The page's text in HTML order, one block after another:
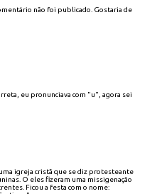
não foi publicado. Gostaria de
eu pronunciava com "u", agora sei
igreja cristã que se diz protesteante
O eles fizeram uma missigenação
Ficou a festa com o nome: